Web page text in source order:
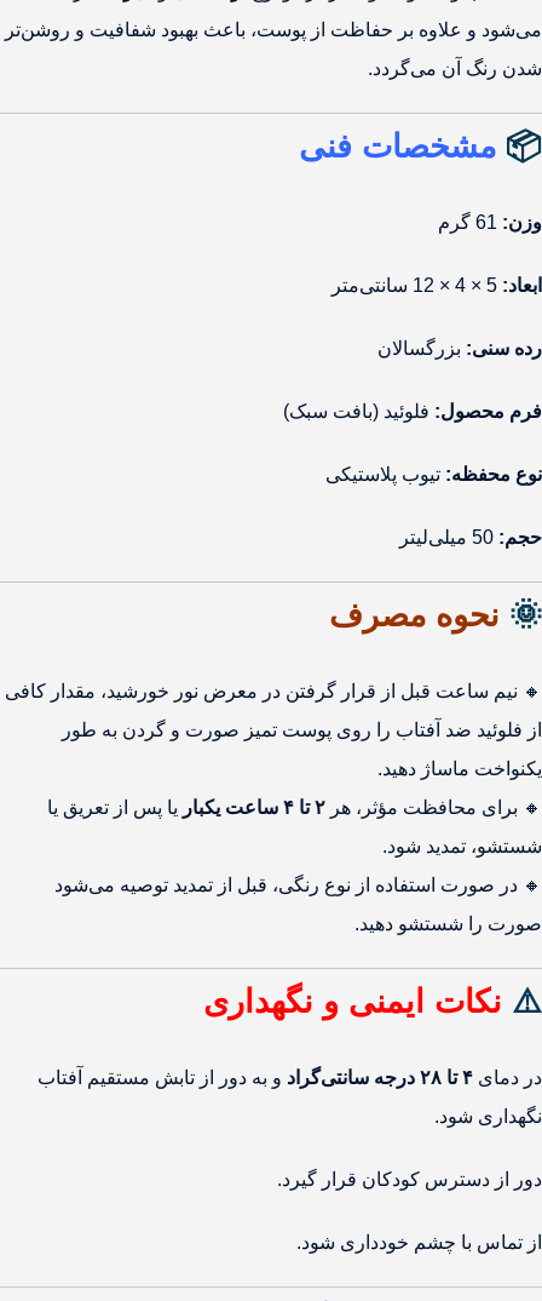
می‌شود و علاوه بر حفاظت از پوست، باعث بهبود شفافیت و روشن‌تر
شدن رنگ آن می‌گردد.
📦 مشخصات فنی
وزن:
ابعاد:
رده سنی: بزرگسالان
فرم محصول: فلوئید (بافت سبک)
نوع محفظه: تیوب پلاستیکی
حجم:
🌞 نحوه مصرف
🔸 نیم ساعت قبل از قرار گرفتن در معرض نور خورشید، مقدار کافی
از فلوئید ضد آفتاب را روی پوست تمیز صورت و گردن به طور
یکنواخت ماساژ دهید.
🔸 برای محافظت مؤثر، هر ۲ تا ۴ ساعت یکبار
یا پس از تعریق یا
شستشو، تمدید شود.
🔸 در صورت استفاده از نوع رنگی، قبل از تمدید توصیه می‌شود
صورت را شستشو دهید.
⚠️ نکات ایمنی و نگهداری
در دمای ۴ تا ۲۸ درجه سانتی‌گراد
و به دور از تابش مستقیم آفتاب
نگهداری شود.
دور از دسترس کودکان قرار گیرد.
از تماس با چشم خودداری شود.